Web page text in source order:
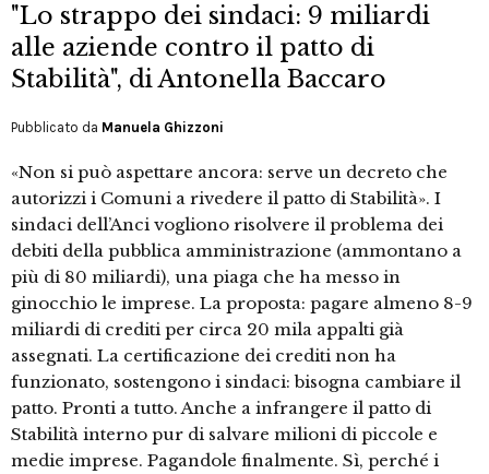
"Lo strappo dei sindaci: 9 miliardi
alle aziende contro il patto di
Stabilità", di Antonella Baccaro
Pubblicato da Manuela Ghizzoni
«Non si può aspettare ancora: serve un decreto che
autorizzi i Comuni a rivedere il patto di Stabilità». I
sindaci dell’Anci vogliono risolvere il problema dei
debiti della pubblica amministrazione (ammontano a
più di 80 miliardi), una piaga che ha messo in
ginocchio le imprese. La proposta: pagare almeno 8-9
miliardi di crediti per circa 20 mila appalti già
assegnati. La certificazione dei crediti non ha
funzionato, sostengono i sindaci: bisogna cambiare il
patto. Pronti a tutto. Anche a infrangere il patto di
Stabilità interno pur di salvare milioni di piccole e
medie imprese. Pagandole finalmente. Sì, perché i